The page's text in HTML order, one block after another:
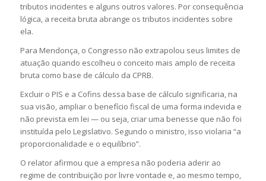
tributos incidentes e alguns outros valores. Por consequência
lógica, a receita bruta abrange os tributos incidentes sobre
ela.
Para Mendonça, o Congresso não extrapolou seus limites de
atuação quando escolheu o conceito mais amplo de receita
bruta como base de cálculo da CPRB.
Excluir o PIS e a Cofins dessa base de cálculo significaria, na
sua visão, ampliar o benefício fiscal de uma forma indevida e
não prevista em lei — ou seja, criar uma benesse que não foi
instituída pelo Legislativo. Segundo o ministro, isso violaria “a
proporcionalidade e o equilíbrio”.
O relator afirmou que a empresa não poderia aderir ao
regime de contribuição por livre vontade e, ao mesmo tempo,